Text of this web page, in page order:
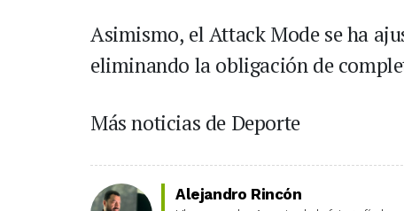
Asimismo, el Attack Mode se ha
eliminando la obligación de
Más noticias de Deporte
Alejandro Rincón